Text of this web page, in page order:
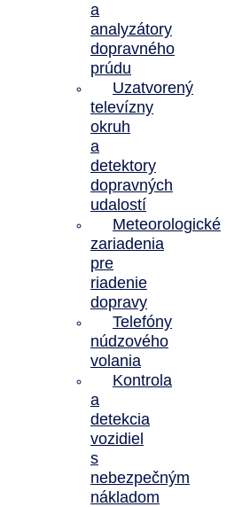
a
analyzátory
dopravného
prúdu
Uzatvorený
televízny
okruh
a
detektory
dopravných
udalostí
Meteorologické
zariadenia
pre
riadenie
dopravy
Telefóny
núdzového
volania
Kontrola
a
detekcia
vozidiel
s
nebezpečným
nákladom